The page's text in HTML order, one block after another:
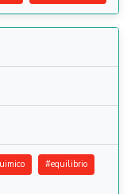
#equilibrio